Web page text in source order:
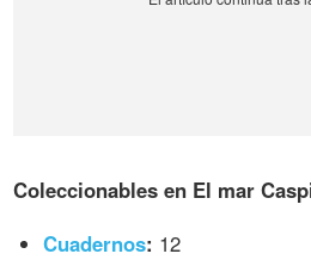
Coleccionables en El mar
Cuadernos: 12